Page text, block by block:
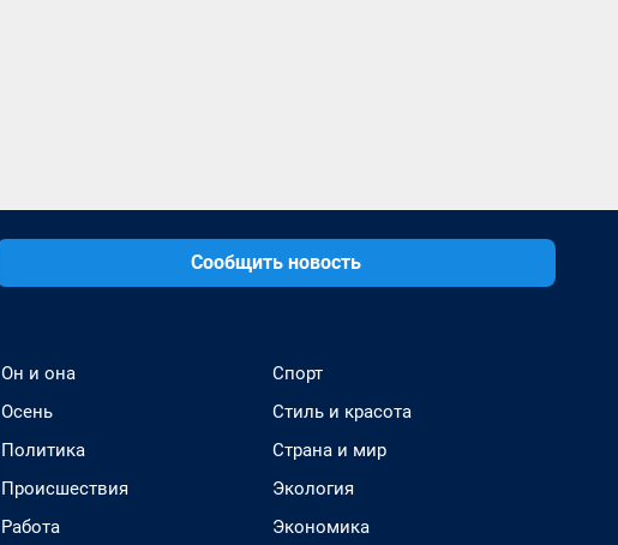
Сообщить новость
Он и она
Осень
Политика
Происшествия
Работа
Спорт
Стиль и красота
Страна и мир
Экология
Экономика